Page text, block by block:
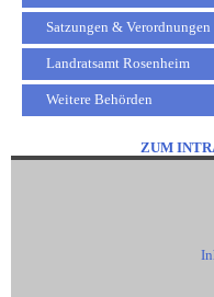
Satzungen & Verordnungen
Landratsamt Rosenheim
Weitere Behörden
ZUM